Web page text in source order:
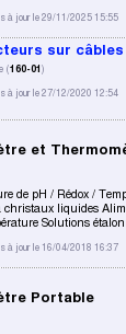
à jour le 29/11/2025 15:55
sur
(160-01 )
à jour le 27/12/2020 12:54
et
de pH / Rédox /
liquides
Solutions
à jour le 16/04/2018 16:37
Portable